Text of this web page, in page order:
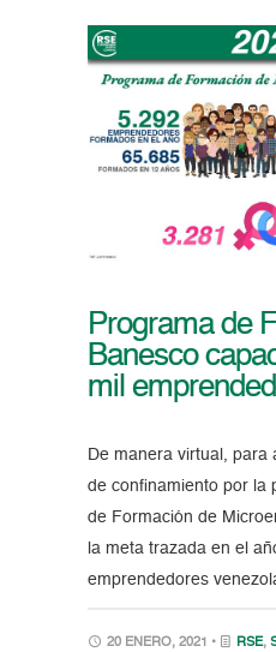
Programa de
Banesco
mil
De manera virtual, para
de confinamiento por la
de Formación de
la meta trazada en el
emprendedores
20 ENERO, 2021 • RSE,